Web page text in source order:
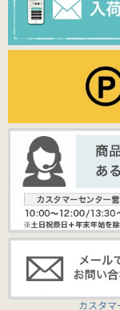
カスタ